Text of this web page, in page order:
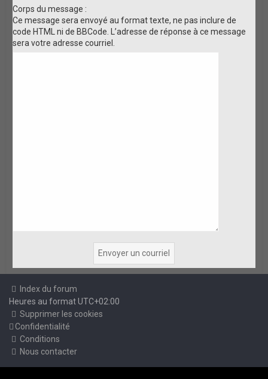
Corps du message :
Ce message sera envoyé au format texte, ne pas inclure de
code HTML ni de BBCode. L’adresse de réponse à ce message
sera votre adresse courriel.
Index du forum
Heures au formatUTC+02:00
Supprimer les cookies
Confidentialité
Conditions
Nous contacter